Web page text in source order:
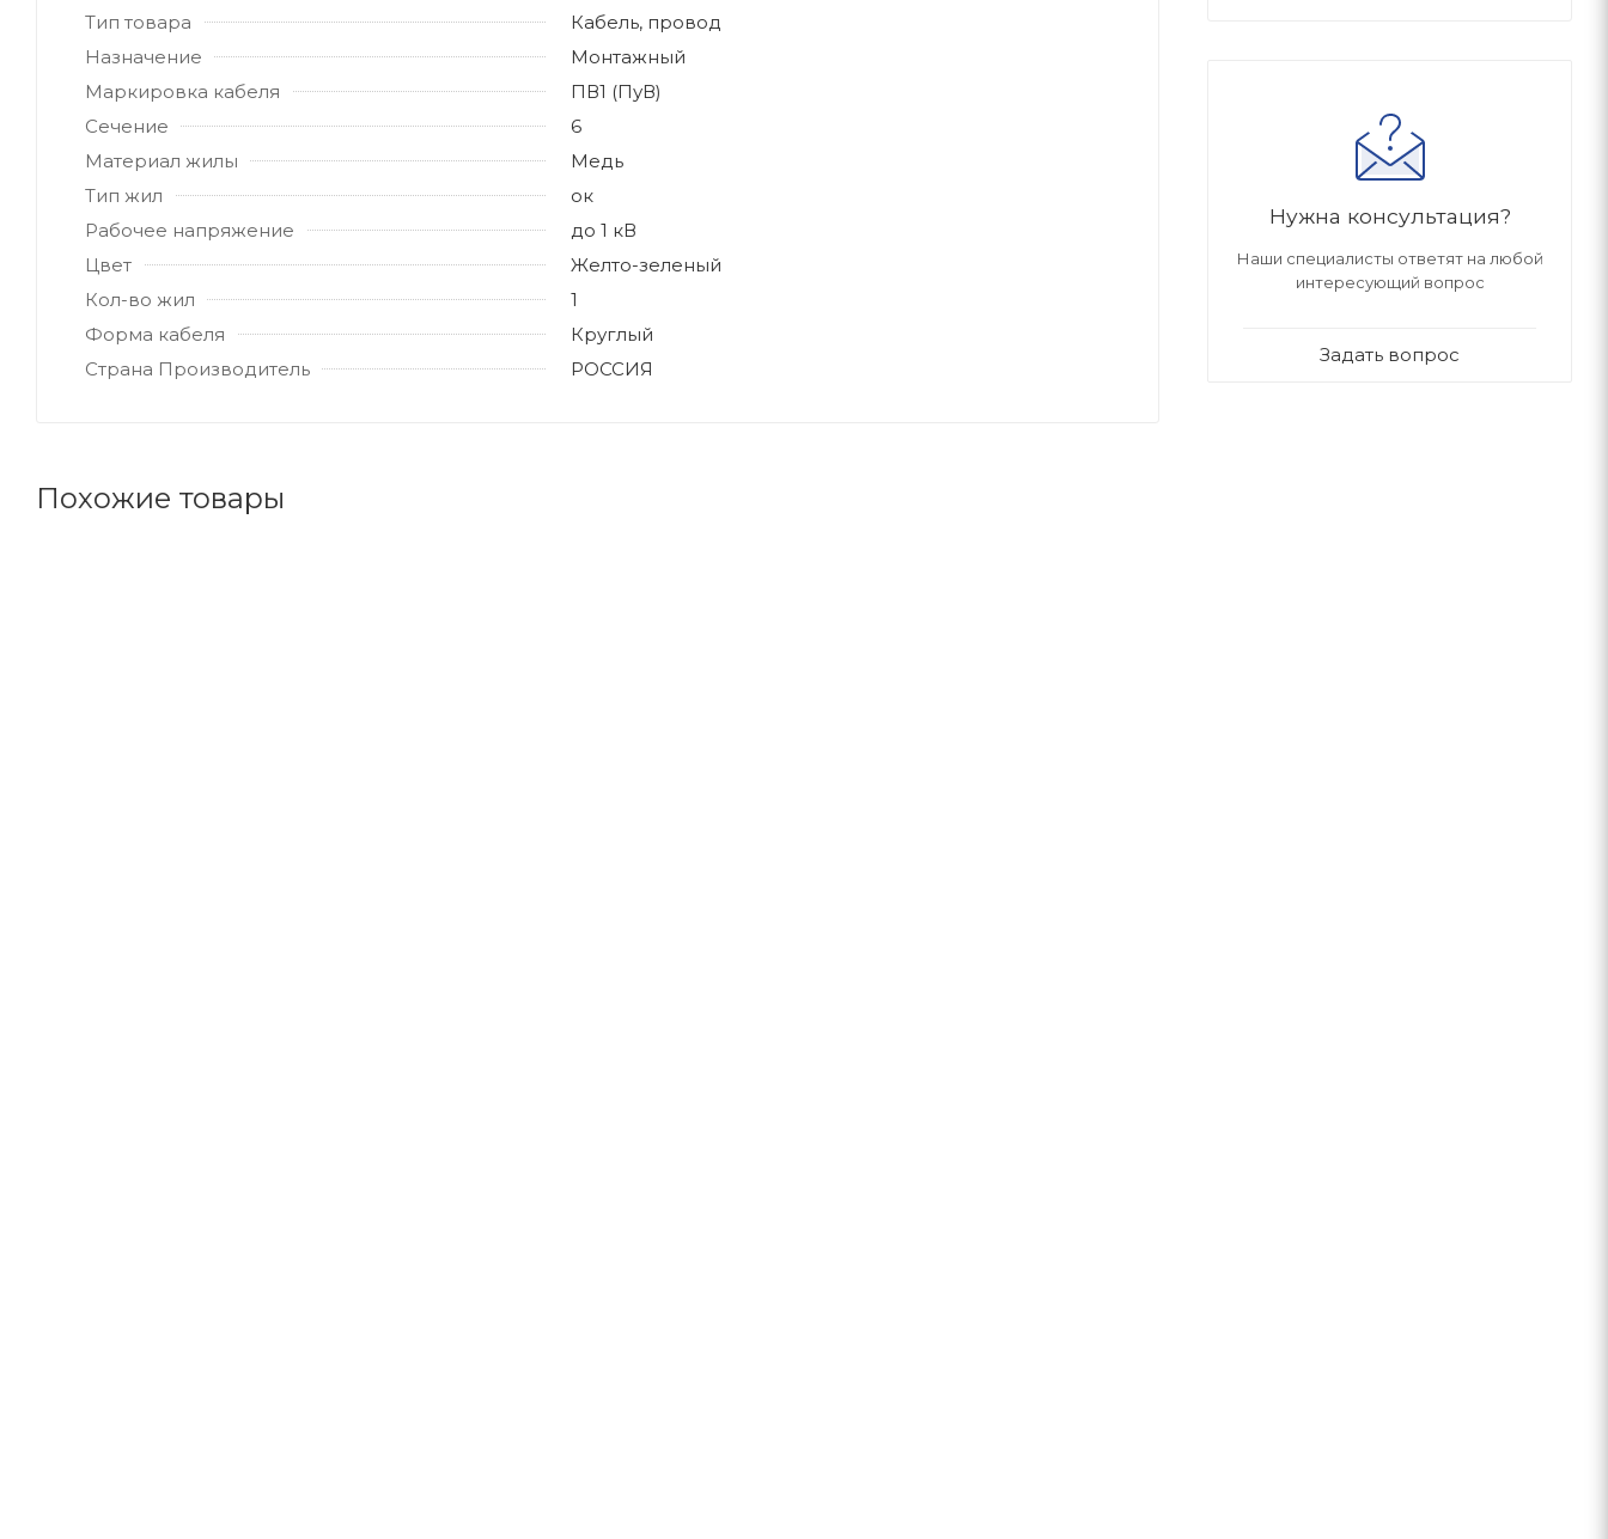
Тип товара
Кабель, провод
Назначение
Монтажный
Маркировка кабеля
ПВ1 (ПуВ)
Сечение
6
Материал жилы
Медь
Тип жил
ок
Рабочее напряжение
до 1 кВ
Цвет
Желто-зеленый
Кол-во жил
1
Форма кабеля
Круглый
Страна Производитель
РОССИЯ
Похожие товары
Нужна консультация?
Наши специалисты ответят на любой
интересующий вопрос
Задать вопрос